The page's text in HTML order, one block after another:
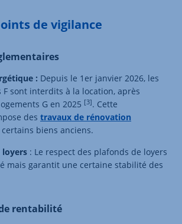
de vigilance
: Depuis le 1er janvier 2026, les
F sont interdits à la location, après
G en 2025 [3]. Cette
des travaux de rénovation
biens anciens.
loyers : Le respect des plafonds de loyers
mais garantit une certaine stabilité des
rentabilité